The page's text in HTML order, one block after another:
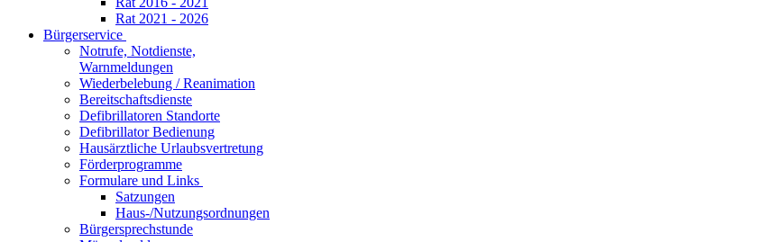
Rat 2021 - 2026
Bürgerservice
Notrufe, Notdienste,
Warnmeldungen
Wiederbelebung / Reanimation
Bereitschaftsdienste
Defibrillatoren Standorte
Defibrillator Bedienung
Hausärztliche Urlaubsvertretung
Förderprogramme
Formulare und Links
Satzungen
Haus-/Nutzungsordnungen
Bürgersprechstunde